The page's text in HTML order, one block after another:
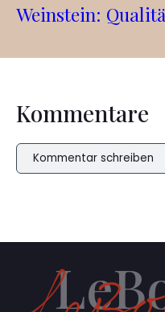
Weinstein:
Kommentare
Kommentar schreiben